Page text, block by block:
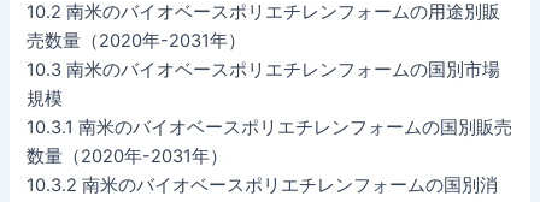
10.2 南米のバイオベースポリエチレンフォームの用途別販
売数量（2020年-2031年）
10.3 南米のバイオベースポリエチレンフォームの国別市場
規模
10.3.1 南米のバイオベースポリエチレンフォームの国別販売
数量（2020年-2031年）
10.3.2 南米のバイオベースポリエチレンフォームの国別消